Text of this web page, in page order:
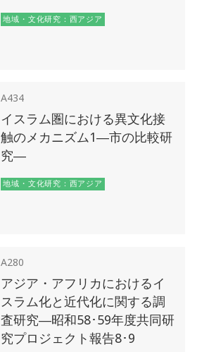
地域・文化研究：西アジア
A434
イスラム圏における異文化接
触のメカニズム1―市の比較研
究―
地域・文化研究：西アジア
A280
アジア・アフリカにおけるイ
スラム化と近代化に関する調
査研究―昭和58･59年度共同研
究プロジェクト報告8･9